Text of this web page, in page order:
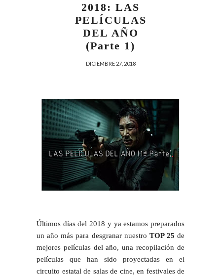
2018: LAS
PELÍCULAS
DEL AÑO
(Parte 1)
DICIEMBRE 27, 2018
Últimos días del 2018 y ya estamos preparados
un año más para desgranar nuestro TOP 25 de
mejores películas del año, una recopilación de
películas que han sido proyectadas en el
circuito estatal de salas de cine, en festivales de